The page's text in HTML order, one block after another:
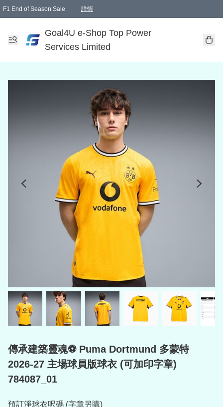
F1 End of Season Sale 詳情
Goal4U e-Shop Top Power
Services Limited
傳承建築靈魂⚽ Puma Dortmund 多蒙特
2026-27 主場球員版球衣 (可加印字章)
784087_01
預訂淨球衣呎碼 (字章另購)